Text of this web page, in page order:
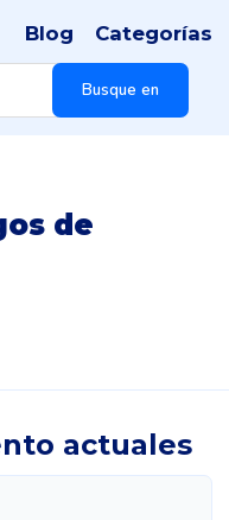
Busque en
Blog Categorías
de
actuales